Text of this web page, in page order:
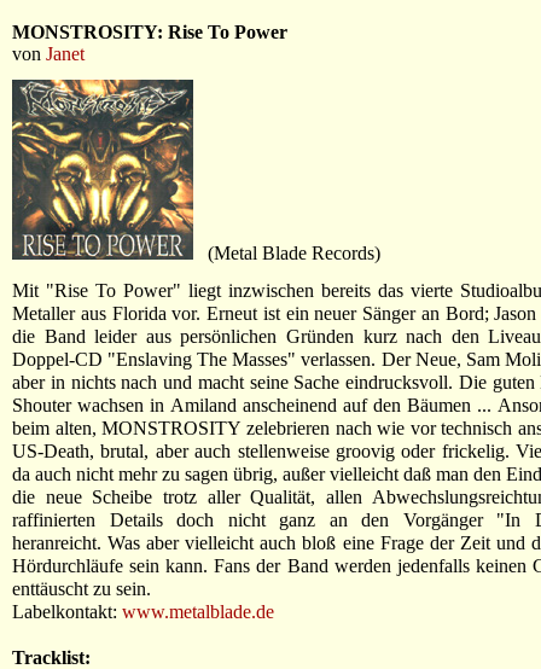
MONSTROSITY: Rise To Power
von Janet
(Metal Blade Records)
Mit "Rise To Power" liegt inzwischen bereits das vierte
Metaller aus Florida vor. Erneut ist ein neuer Sänger an Bord;
die Band leider aus persönlichen Gründen kurz nach den
Doppel-CD "Enslaving The Masses" verlassen. Der Neue, Sam
aber in nichts nach und macht seine Sache eindrucksvoll. Die
Shouter wachsen in Amiland anscheinend auf den Bäumen ...
beim alten, MONSTROSITY zelebrieren nach wie vor technisch
US-Death, brutal, aber auch stellenweise groovig oder frickelig.
da auch nicht mehr zu sagen übrig, außer vielleicht daß man den
die neue Scheibe trotz aller Qualität, allen
raffinierten Details doch nicht ganz an den Vorgänger "In
heranreicht. Was aber vielleicht auch bloß eine Frage der Zeit und
Hördurchläufe sein kann. Fans der Band werden jedenfalls keinen
enttäuscht zu sein.
Labelkontakt: www.metalblade.de
Tracklist: